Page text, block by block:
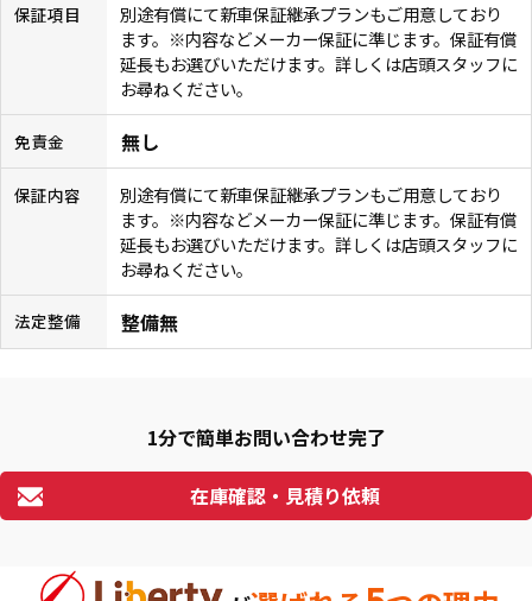
保証項目
別途有償にて新車保証継承プランもご用意しており
ます。※内容などメーカー保証に準じます。保証有償
延長もお選びいただけます。詳しくは店頭スタッフに
お尋ねください。
免責金 無し
保証内容
別途有償にて新車保証継承プランもご用意しており
ます。※内容などメーカー保証に準じます。保証有償
延長もお選びいただけます。詳しくは店頭スタッフに
お尋ねください。
法定整備 整備無
1分で簡単お問い合わせ完了
在庫確認・見積り依頼